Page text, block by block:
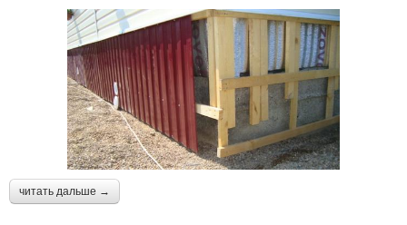
читать дальше →